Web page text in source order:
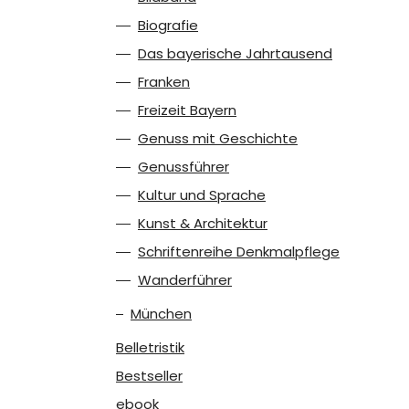
Biografie
Das bayerische Jahrtausend
Franken
Freizeit Bayern
Genuss mit Geschichte
Genussführer
Kultur und Sprache
Kunst & Architektur
Schriftenreihe Denkmalpflege
Wanderführer
München
Belletristik
Bestseller
ebook